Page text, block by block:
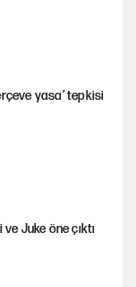
yasa’ tepkisi
Juke öne çıktı